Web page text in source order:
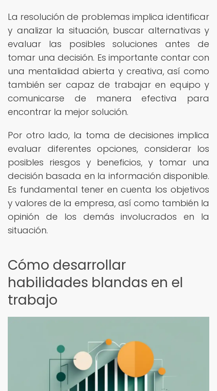
La resolución de problemas implica identificar
y analizar la situación, buscar alternativas y
evaluar las posibles soluciones antes de
tomar una decisión. Es importante contar con
una mentalidad abierta y creativa, así como
también ser capaz de trabajar en equipo y
comunicarse de manera efectiva para
encontrar la mejor solución.
Por otro lado, la toma de decisiones implica
evaluar diferentes opciones, considerar los
posibles riesgos y beneficios, y tomar una
decisión basada en la información disponible.
Es fundamental tener en cuenta los objetivos
y valores de la empresa, así como también la
opinión de los demás involucrados en la
situación.
Cómo desarrollar
habilidades blandas en el
trabajo